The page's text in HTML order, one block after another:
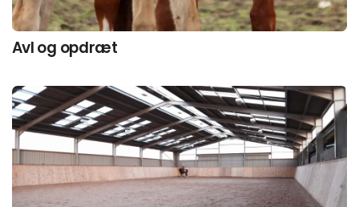
Avl og opdræt